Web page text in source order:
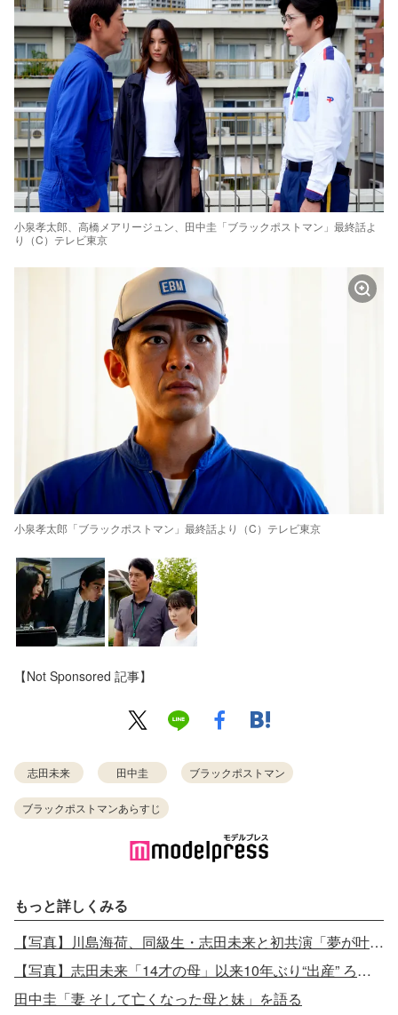
小泉孝太郎、高橋メアリージュン、田中圭「ブラックポストマン」最終話よ
り（C）テレビ東京
小泉孝太郎「ブラックポストマン」最終話より（C）テレビ東京
【Not Sponsored 記事】
志田未来 田中圭 ブラックポストマン
ブラックポストマンあらすじ
もっと詳しくみる
【写真】川島海荷、同級生・志田未来と初共演「夢が叶った」
【写真】志田未来「14才の母」以来10年ぶり“出産” ろうあ者の妊婦役に
田中圭「妻 そして亡くなった母と妹」を語る